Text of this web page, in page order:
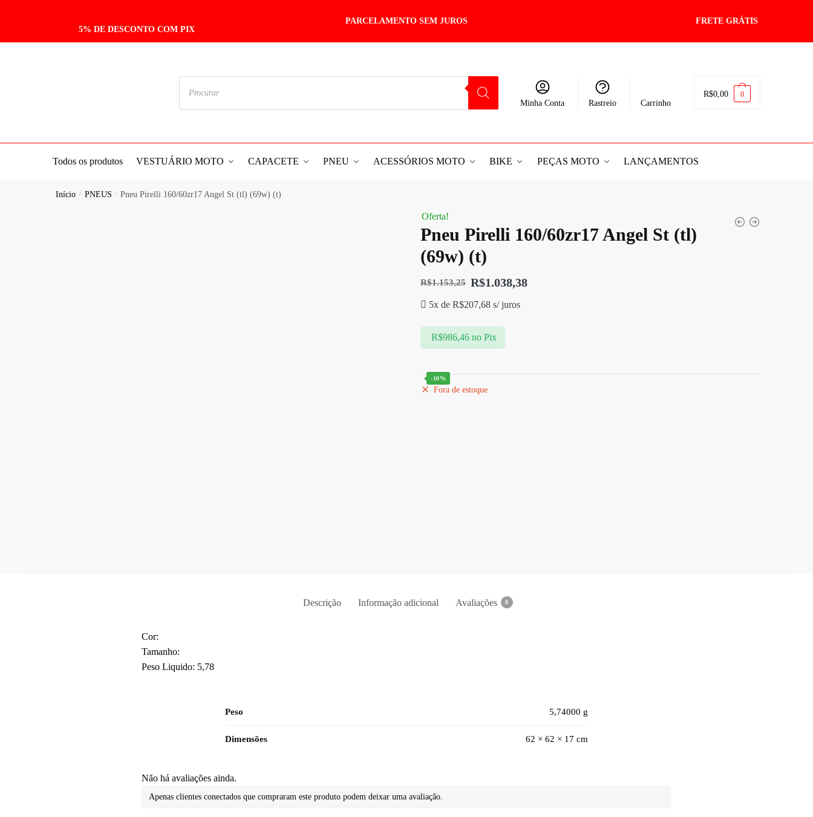
5% DE DESCONTO COM PIX
PARCELAMENTO SEM JUROS FRETE GRÁTIS
Minha Conta Rastreio Carrinho
R$0,00 0
Todos os produtos VESTUÁRIO MOTO CAPACETE PNEU ACESSÓRIOS MOTO BIKE PEÇAS MOTO LANÇAMENTOS
Início / PNEUS / Pneu Pirelli 160/60zr17 Angel St (tl) (69w) (t)
Oferta!
Pneu Pirelli 160/60zr17 Angel St (tl)
(69w) (t)
R$1.153,25 R$1.038,38
5x deR$207,68 s/ juros
R$986,46 no Pix
-10%
Fora de estoque
Descrição Informação adicional Avaliações 0
Cor:
Tamanho:
Peso Liquido: 5,78
Peso 5,74000 g
Dimensões 62 × 62 × 17 cm
Não há avaliações ainda.
Apenas clientes conectados que compraram este produto podem deixar uma avaliação.